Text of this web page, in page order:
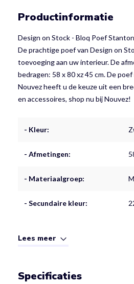
Productinformatie
Design on Stock - Bloq Poef Stanton
De prachtige poef van Design on
toevoeging aan uw interieur. De
bedragen: 58 x 80 xz 45 cm. De
Nouvez heeft u de keuze uit een
en accessoires, shop nu bij Nouvez!
- Kleur:
- Afmetingen:
- Materiaalgroep:
- Secundaire kleur:
Lees meer
Specificaties